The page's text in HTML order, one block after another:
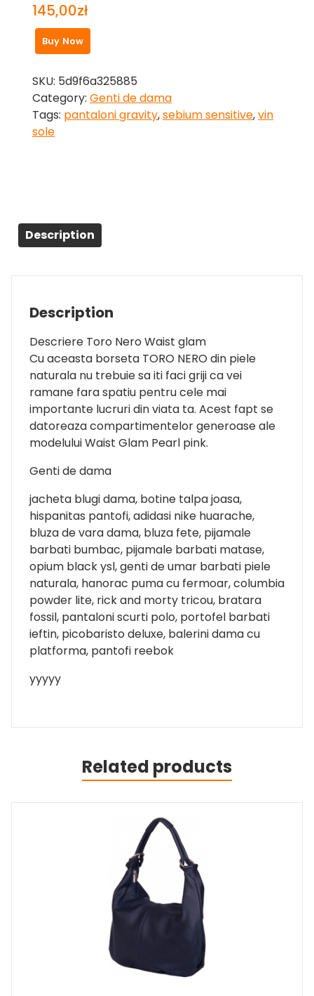
145,00zł
Buy Now
SKU: 5d9f6a325885
Category: Genti de dama
Tags: pantaloni gravity,sebium sensitive,vin
sole
Description
Description
Descriere Toro Nero Waist glam
Cu aceasta borseta TORO NERO din piele
naturala nu trebuie sa iti faci griji ca vei
ramane fara spatiu pentru cele mai
importante lucruri din viata ta. Acest fapt se
datoreaza compartimentelor generoase ale
modelului Waist Glam Pearl pink.
Genti de dama
jacheta blugi dama, botine talpa joasa,
hispanitas pantofi, adidasi nike huarache,
bluza de vara dama, bluza fete, pijamale
barbati bumbac, pijamale barbati matase,
opium black ysl, genti de umar barbati piele
naturala, hanorac puma cu fermoar, columbia
powder lite, rick and morty tricou, bratara
fossil, pantaloni scurti polo, portofel barbati
ieftin, picobaristo deluxe, balerini dama cu
platforma, pantofi reebok
yyyyy
Related products